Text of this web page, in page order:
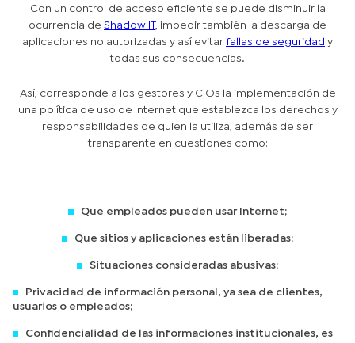
Con un control de acceso eficiente se puede disminuir la
ocurrencia de Shadow IT
, impedir también la descarga de
aplicaciones no autorizadas y así evitar fallas de seguridad y
todas sus consecuencias.
Así, corresponde a los gestores y CIOs la implementación de
una política de uso de Internet que establezca los derechos y
responsabilidades de quien la utiliza, además de ser
transparente en cuestiones como:
Que empleados pueden usar Internet;
Que sitios y aplicaciones están liberadas;
Situaciones consideradas abusivas;
Privacidad de información personal, ya sea de clientes,
usuarios o empleados;
Confidencialidad de las informaciones institucionales, es